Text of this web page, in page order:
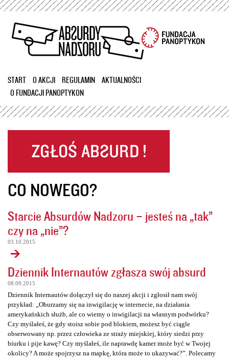
Przejdź
treści
START O AKCJI REGULAMIN
AKTUALNOŚCI
O FUNDACJI PANOPTYKON
CO NOWEGO?
Starcie Absurdów Nadzoru – jesteś na „tak”
czy na „nie”?
03.10.2015
Dziennik Internautów zgłasza swój absurd
08.09.2015
Dziennik Internautów dołączył się do naszej akcji i zgłosił nam swój
przykład: „Oburzamy się na inwigilację w internecie, na działania
amerykańskich służb, ale co wiemy o inwigilacji na własnym podwórku?
Czy myślałeś, że gdy stoisz sobie pod blokiem, możesz być ciągle
obserwowany np. przez człowieka ze straży miejskiej, który siedzi przy
biurku i pije kawę? Czy myślałeś, ile naprawdę kamer może być w Twojej
okolicy? A może spojrzysz na mapkę, która może to ukazywać?”. Polecamy